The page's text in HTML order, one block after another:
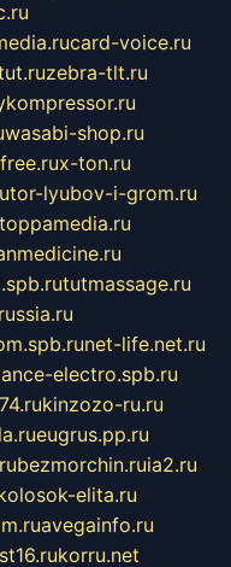
card-voice.ru
zebra-tlt.ru
wasabi-shop.ru
x-ton.ru
tor-lyubov-i-grom.ru
tutmassage.ru
net-life.net.ru
electro.spb.ru
kinzozo-ru.ru
eugrus.pp.ru
bezmorchin.ruia2.ru
elita.ru
avegainfo.ru
korru.net